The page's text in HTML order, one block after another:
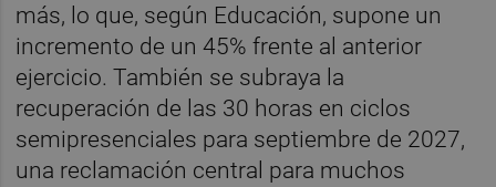
más, lo que, según Educación, supone un
incremento de un 45% frente al anterior
ejercicio. También se subraya la
recuperación de las 30 horas en ciclos
semipresenciales para septiembre de 2027,
una reclamación central para muchos